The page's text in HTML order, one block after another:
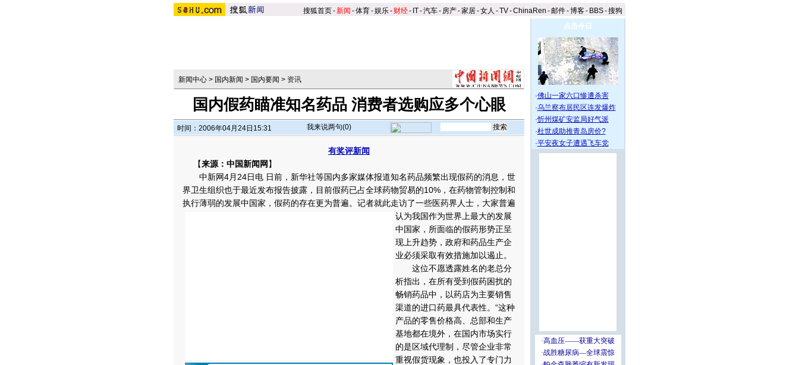
搜狐首页-新闻 -体育-娱乐- 财经- IT-汽车- 房产-家居-女人 -TV-ChinaRen -邮件-博客- BBS-搜狗
新闻中心 > 国内新闻 > 国内要闻 > 资讯
国内假药瞄准知名药品 消费者选购应多个心眼
时间：2006年04月24日15:31 我来说两句(0)
有奖评新闻
【来源：中国新闻网 】
中新网4月24日电 日前，新华社等国内多家媒体报道知名药品频繁出现假药的消息，世
界卫生组织也于最近发布报告披露，目前假药已占全球药物贸易的10%，在药物管制控制和
执行薄弱的发展中国家，假药的存在更为普遍。 记者就此走访了一些医药界人士，大家普遍
认为我国作为世界上最大的发展
中国家，所面临的假药形势正呈
现上升趋势，政府和药品生产企
业必须采取有效措施加以遏止。
这位不愿透露姓名的老总分
析指出，在所有受到假药困扰的
畅销药品中，以药店为主要销售
渠道的进口药最具代表性。“这种
产品的零售价格高、总部和生产
基地都在境外，在国内市场实行
的是区域代理制，尽管企业非常
重视假货现象，也投入了专门力
点击今日
·佛山一家六口惨遭杀害
·乌兰察布居民区连发爆炸
·忻州煤矿安监局好气派
·杜世成助推青岛房价?
·平安夜女子遭遇飞车党